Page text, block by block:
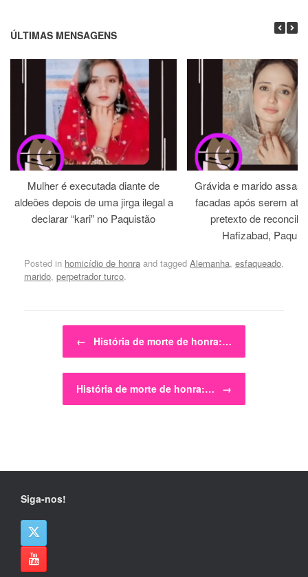
ÚLTIMAS MENSAGENS
Mulher é executada diante de
aldeões depois de uma jirga ilegal a
declarar “kari” no Paquistão
Grávida e marido
facadas após serem
pretexto de
Hafizabad,
Posted in homicídio de honra and tagged Alemanha, esfaqueado,
marido, perpetrador turco.
Post navigation
← História de morte de honra:…
História de morte de honra:… →
Siga-nos!